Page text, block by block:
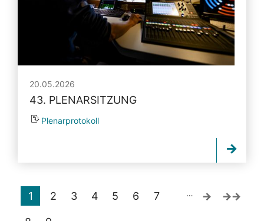
20.05.2026
43. PLENARSITZUNG
Plenarprotokoll
1 2 3 4 5 6 7 …